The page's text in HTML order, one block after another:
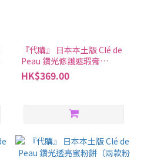
『代購』 日本本土版 Clé de
Peau 鑽光修護遮瑕膏
（SPF25/PA+++） 5g|CPB|
搵好西
HK$369.00